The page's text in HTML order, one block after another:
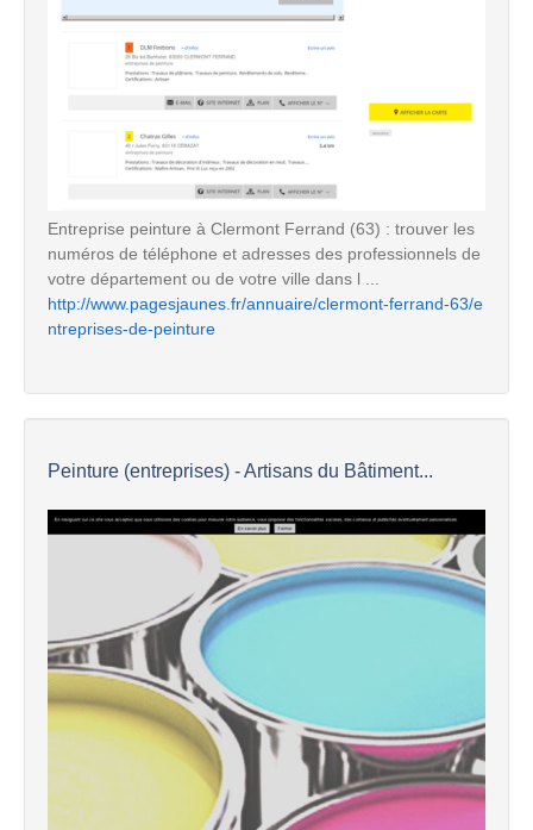
Entreprise peinture à Clermont Ferrand (63) : trouver les
numéros de téléphone et adresses des professionnels de
votre département ou de votre ville dans l ...
http://www.pagesjaunes.fr/annuaire/clermont-ferrand-63/e
ntreprises-de-peinture
Peinture (entreprises) - Artisans du Bâtiment...